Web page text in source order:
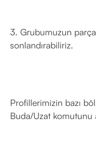
3. Grubumuzun
sonlandırabiliriz.
Profillerimizin bazı
Buda/Uzat komutunu